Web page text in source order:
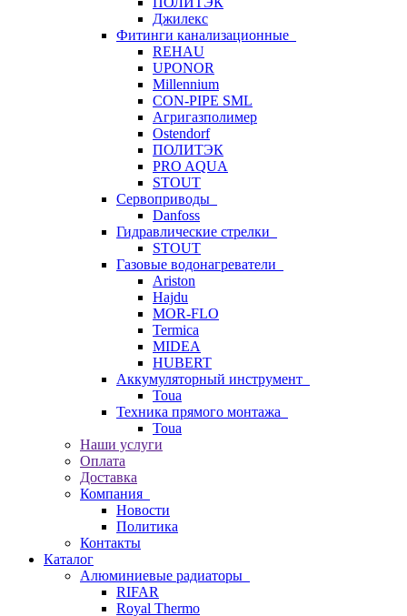
Джилекс
Фитинги канализационные
REHAU
UPONOR
Millennium
CON-PIPE SML
Агригазполимер
Ostendorf
ПОЛИТЭК
PRO AQUA
STOUT
Сервоприводы
Danfoss
Гидравлические стрелки
STOUT
Газовые водонагреватели
Ariston
Hajdu
MOR-FLO
Termica
MIDEA
HUBERT
Аккумуляторный инструмент
Toua
Техника прямого монтажа
Toua
Наши услуги
Оплата
Доставка
Компания
Новости
Политика
Контакты
Каталог
Алюминиевые радиаторы
RIFAR
Royal Thermo